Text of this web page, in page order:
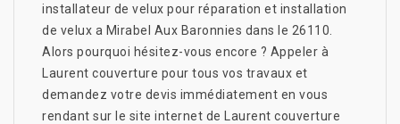
installateur de velux pour réparation et installation
de velux a Mirabel Aux Baronnies dans le 26110.
Alors pourquoi hésitez-vous encore ? Appeler à
Laurent couverture pour tous vos travaux et
demandez votre devis immédiatement en vous
rendant sur le site internet de Laurent couverture